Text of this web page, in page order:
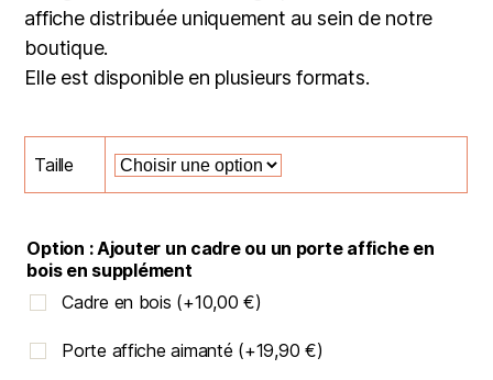
affiche distribuée uniquement au sein de notre
boutique.
Elle est disponible en plusieurs formats.
Taille
Option : Ajouter un cadre ou un porte affiche en
bois en supplément
Cadre en bois (+10,00€)
Porte affiche aimanté (+19,90€)